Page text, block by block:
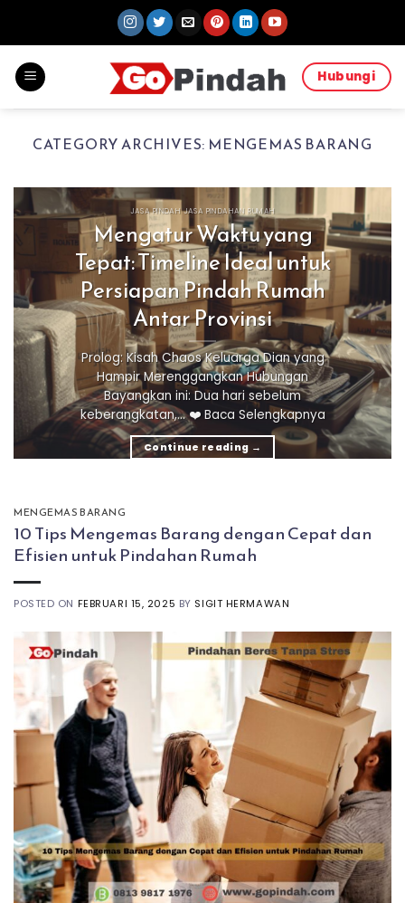
Hubungi
CATEGORY ARCHIVES: MENGEMAS BARANG
JASA PINDAH JASA PINDAHAN RUMAH
Mengatur Waktu yang
Tepat: Timeline Ideal untuk
Persiapan Pindah Rumah
Antar Provinsi
Prolog: Kisah Chaos Keluarga Dian yang
Hampir Merenggangkan Hubungan
Bayangkan ini: Dua hari sebelum
keberangkatan,... ❤️ Baca Selengkapnya
Continue reading →
MENGEMAS BARANG
10 Tips Mengemas Barang dengan Cepat dan
Efisien untuk Pindahan Rumah
POSTED ON FEBRUARI 15, 2025 BY SIGIT HERMAWAN